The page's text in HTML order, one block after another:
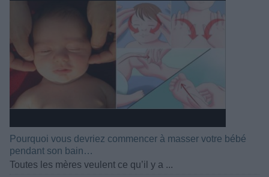
Pourquoi vous devriez commencer à masser votre bébé
pendant son bain…
Toutes les mères veulent ce qu’il y a ...